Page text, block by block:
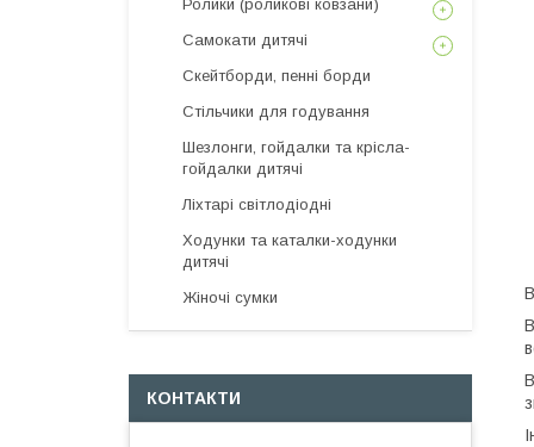
Ролики (роликові ковзани)
Самокати дитячі
Скейтборди, пенні борди
Стільчики для годування
Шезлонги, гойдалки та крісла-
гойдалки дитячі
Ліхтарі світлодіодні
Ходунки та каталки-ходунки
дитячі
Жіночі сумки
КОНТАКТИ